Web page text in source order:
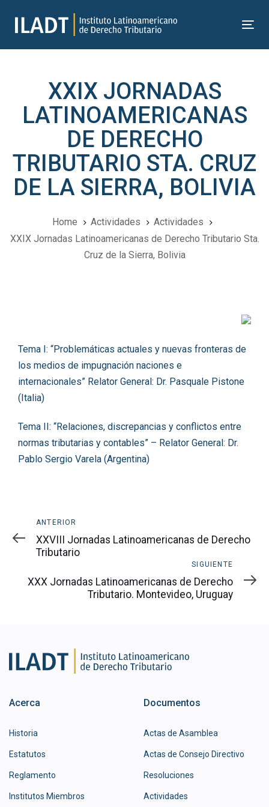
to
content
XXIX JORNADAS
LATINOAMERICANAS
DE DERECHO
TRIBUTARIO STA. CRUZ
DE LA SIERRA, BOLIVIA
Home Actividades
Actividades
XXIX Jornadas Latinoamericanas de Derecho Tributario Sta.
Cruz de la Sierra, Bolivia
Tema I: “Problemáticas actuales y nuevas fronteras de
los medios de impugnación naciones e
internacionales” Relator General: Dr. Pasquale Pistone
(Italia)
Tema II: “Relaciones, discrepancias y conflictos entre
normas tributarias y contables” – Relator General: Dr.
Pablo Sergio Varela (Argentina)
Post
Anterior
ANTERIOR
XXVIII Jornadas Latinoamericanas de Derecho
Tributario
SIGUIENTE
XXX Jornadas Latinoamericanas de Derecho
Tributario. Montevideo, Uruguay
Acerca
Historia
Estatutos
Reglamento
Institutos Miembros
Documentos
Actas de Asamblea
Actas de Consejo Directivo
Resoluciones
Actividades